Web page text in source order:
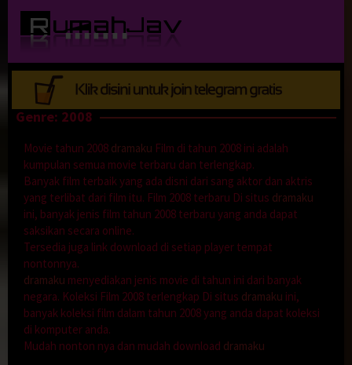
Loncat
konten
Genre: 2008
Movie tahun 2008 dramaku Film di tahun 2008 ini adalah
kumpulan semua movie terbaru dan terlengkap.
Banyak film terbaik yang ada disni dari sang aktor dan aktris
yang terlibat dari film itu. Film 2008 terbaru Di situs dramaku
ini, banyak jenis film tahun 2008 terbaru yang anda dapat
saksikan secara online.
Tersedia juga link download di setiap player tempat
nontonnya.
dramaku menyediakan jenis movie di tahun ini dari banyak
negara. Koleksi Film 2008 terlengkap Di situs dramaku ini,
banyak koleksi film dalam tahun 2008 yang anda dapat koleksi
di komputer anda.
Mudah nonton nya dan mudah download dramaku